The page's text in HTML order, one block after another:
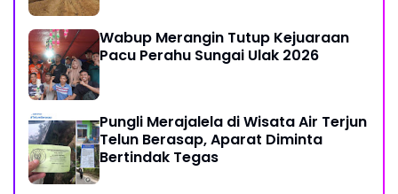
Wabup Merangin Tutup Kejuaraan
Pacu Perahu Sungai Ulak 2026
Pungli Merajalela di Wisata Air Terjun
Telun Berasap, Aparat Diminta
Bertindak Tegas